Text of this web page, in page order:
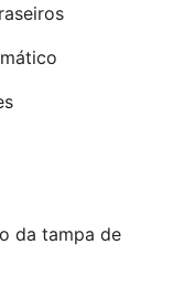
da tampa de